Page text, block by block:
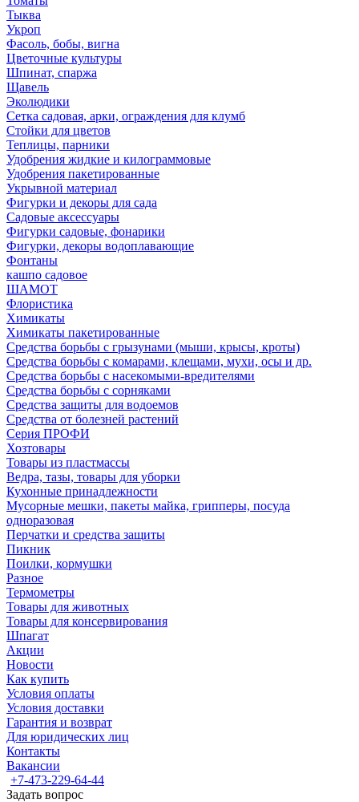
Тыква
Укроп
Фасоль, бобы, вигна
Цветочные культуры
Шпинат, спаржа
Щавель
Эколюдики
Сетка садовая, арки, ограждения для клумб
Стойки для цветов
Теплицы, парники
Удобрения жидкие и килограммовые
Удобрения пакетированные
Укрывной материал
Фигурки и декоры для сада
Садовые аксессуары
Фигурки садовые, фонарики
Фигурки, декоры водоплавающие
Фонтаны
кашпо садовое
ШАМОТ
Флористика
Химикаты
Химикаты пакетированные
Средства борьбы с грызунами (мыши, крысы, кроты)
Средства борьбы с комарами, клещами, мухи, осы и др.
Средства борьбы с насекомыми-вредителями
Средства борьбы с сорняками
Средства защиты для водоемов
Средства от болезней растений
Серия ПРОФИ
Хозтовары
Товары из пластмассы
Ведра, тазы, товары для уборки
Кухонные принадлежности
Мусорные мешки, пакеты майка, грипперы, посуда
одноразовая
Перчатки и средства защиты
Пикник
Поилки, кормушки
Разное
Термометры
Товары для животных
Товары для консервирования
Шпагат
Акции
Новости
Как купить
Условия оплаты
Условия доставки
Гарантия и возврат
Для юридических лиц
Контакты
Вакансии
+7-473-229-64-44
Задать вопрос